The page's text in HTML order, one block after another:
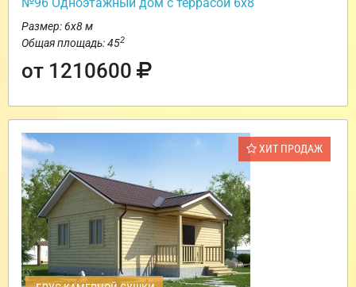
Размер: 6х8 м
Общая площадь: 452
от 1210600
ХИТ ПРОДАЖ